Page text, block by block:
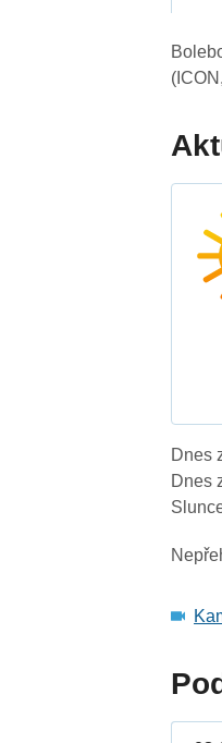
Dnes
Dnes